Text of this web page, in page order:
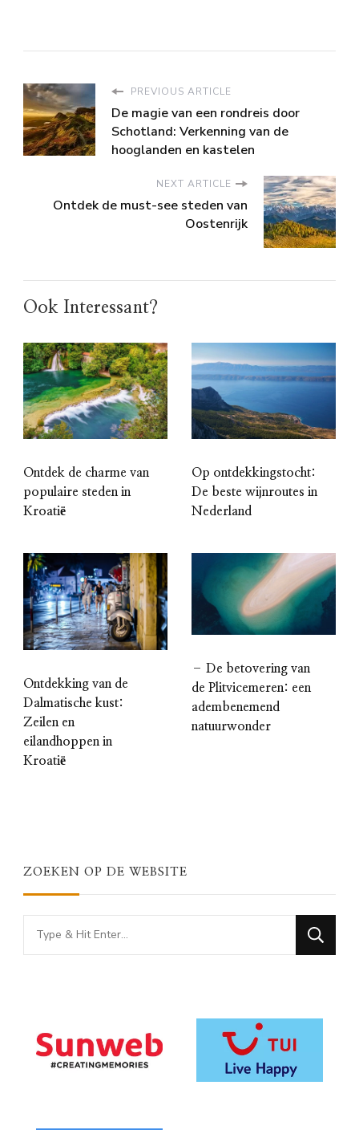
PREVIOUS ARTICLE
De magie van een rondreis door
Schotland: Verkenning van de
hooglanden en kastelen
NEXT ARTICLE
Ontdek de must-see steden van
Oostenrijk
Ook Interessant?
Ontdek de charme van
populaire steden in
Kroatië
Op ontdekkingstocht:
De beste wijnroutes in
Nederland
Ontdekking van de
Dalmatische kust:
Zeilen en
eilandhoppen in
Kroatië
– De betovering van
de Plitvicemeren: een
adembenemend
natuurwonder
ZOEKEN OP DE WEBSITE
Looking
for